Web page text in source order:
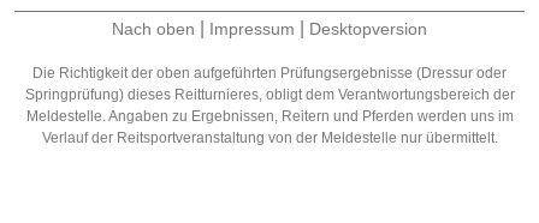
Nach oben Impressum Desktopversion
Die Richtigkeit der oben aufgeführten Prüfungsergebnisse (Dressur oder
Springprüfung) dieses Reitturnieres, obligt dem Verantwortungsbereich der
Meldestelle. Angaben zu Ergebnissen, Reitern und Pferden werden uns im
Verlauf der Reitsportveranstaltung von der Meldestelle nur übermittelt.